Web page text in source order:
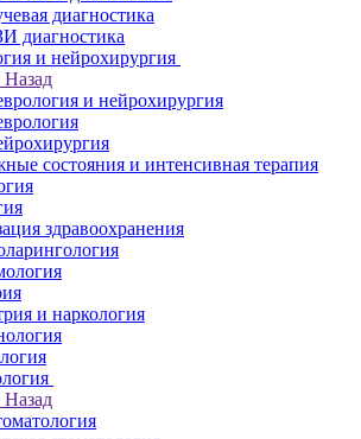
диагностика
диагностика
и нейрохирургия
Назад
и нейрохирургия
состояния и интенсивная терапия
здравоохранения
и наркология
Назад